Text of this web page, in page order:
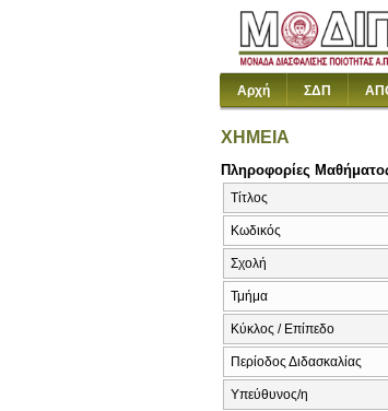
Αρχή ΣΔΠ
ΧΗΜΕΙΑ
Πληροφορίες
Τίτλος
Κωδικός
Σχολή
Τμήμα
Κύκλος / Επίπεδο
Περίοδος Διδασκαλίας
Υπεύθυνος/η